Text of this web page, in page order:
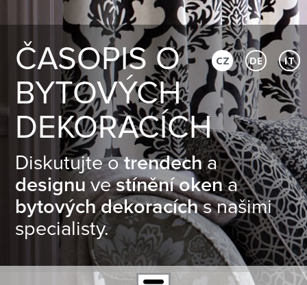
ČASOPIS O
BYTOVÝCH
DEKORACÍCH
Diskutujte otrendecha
designuvestínění okena
bytových dekoracíchs našimi
specialisty.
CZ DE IT